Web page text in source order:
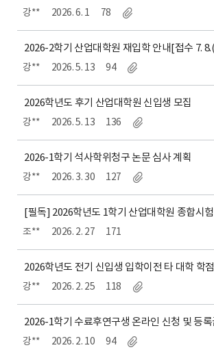
강** 2026. 6. 1 78
2026-2학기 산업대학원 재입학 안내[접수 7.
강** 2026. 5. 13 94
2026학년도 후기 산업대학원 신입생 모집
강** 2026. 5. 13 136
2026-1학기 석사학위청구 논문 심사 계획
강** 2026. 3. 30 127
조** 2026. 2. 27 171
2026학년도 전기 신입생 입학이전 타 대학 학
강** 2026. 2. 25 118
2026-1학기 수료후연구생 온라인 신청 및 등록
강** 2026. 2. 10 94